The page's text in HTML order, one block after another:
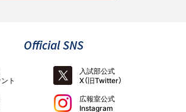
Official SNS
ト
入試部公式
X（旧Twitter）
広報室公式
Instagram